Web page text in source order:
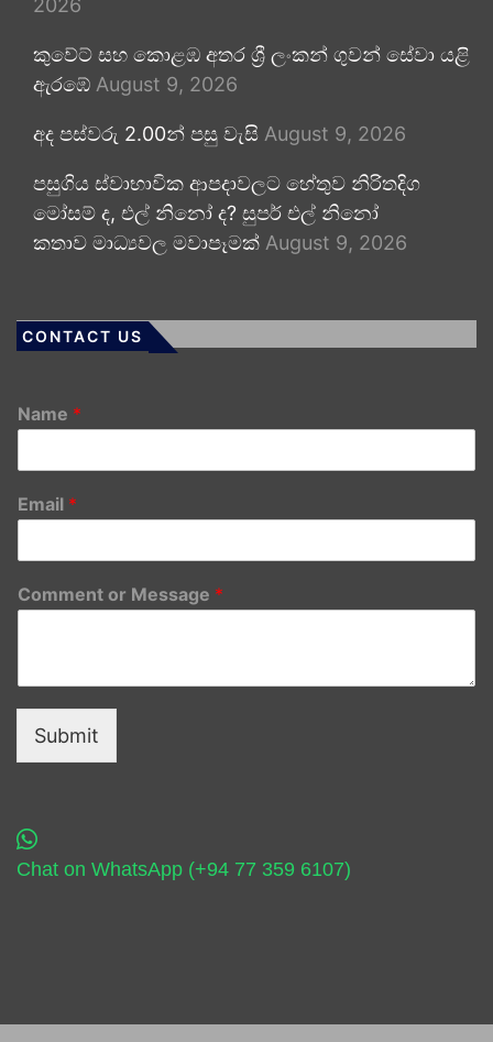
2026
කුවේට් සහ කොළඹ අතර ශ්‍රී ලංකන් ගුවන් සේවා යළි
ඇරඹේ August 9, 2026
අද පස්වරු 2.00න් පසු වැසි August 9, 2026
පසුගිය ස්වාභාවික ආපදාවලට හේතුව නිරිතදිග
මෝසම් ද, එල් නිනෝ ද? සුපර් එල් නිනෝ
කතාව මාධ්‍යවල මවාපෑමක් August 9, 2026
CONTACT US
Name *
Email *
Comment or Message *
Submit
Chat on WhatsApp (+94 77 359 6107)